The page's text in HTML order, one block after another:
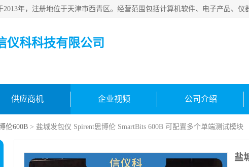
仪科科技有限公司
供应商机 企业视频 公司介绍
伦600B > 盐城发包仪 Spirent思博伦 SmartBits 600B 可配置多个单端测试模块
盐